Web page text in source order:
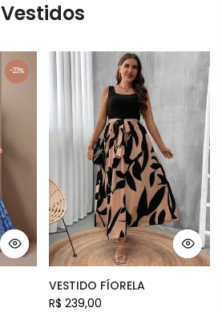
Vestidos
-23%
VESTIDO FÍORELA
R$ 239,00